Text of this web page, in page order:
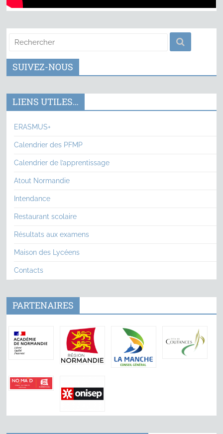
SUIVEZ-NOUS
LIENS UTILES…
ERASMUS+
Calendrier des PFMP
Calendrier de l’apprentissage
Atout Normandie
Intendance
Restaurant scolaire
Résultats aux examens
Maison des Lycéens
Contacts
PARTENAIRES